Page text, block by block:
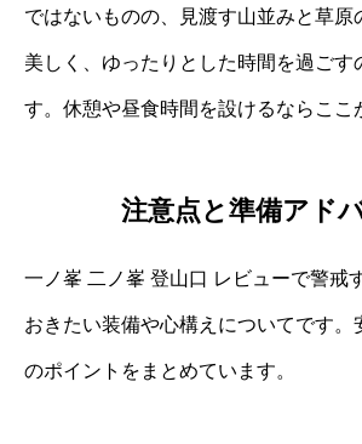
ではないものの、見渡す山並みと草原
美しく、ゆったりとした時間を過ごす
す。休憩や昼食時間を設けるならここ
注意点と準備アド
一ノ峯 二ノ峯 登山口 レビューで警戒
おきたい装備や心構えについてです。
のポイントをまとめています。